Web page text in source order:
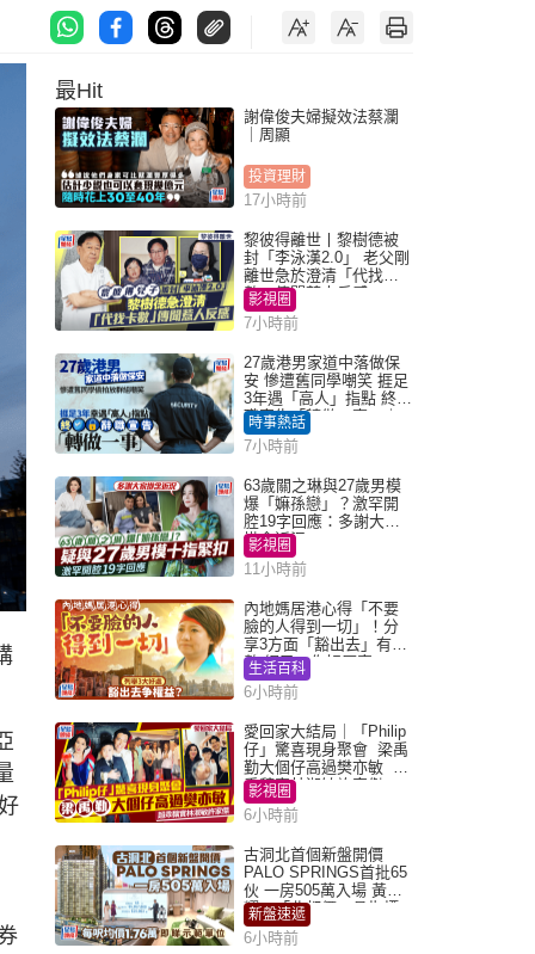
最Hit
謝偉俊夫婦擬效法蔡瀾
｜周顯
投資理財
17小時前
黎彼得離世丨黎樹德被
封「李泳漢2.0」 老父剛
離世急於澄清「代找卡
數」傳聞惹人反感
影視圈
7小時前
27歲港男家道中落做保
安 慘遭舊同學嘲笑 捱足
3年遇「高人」指點 終辭
職宣告「轉做一事」｜
Juicy叮
時事熱話
7小時前
63歲關之琳與27歲男模
爆「嫲孫戀」？激罕開
腔19字回應：多謝大家
掛念近況
影視圈
11小時前
內地媽居港心得「不要
臉的人得到一切」！分
享3方面「豁出去」有著
數 網民：你好厲害
生活百科
6小時前
愛回家大結局｜「Philip
仔」驚喜現身聚會 梁禹
勤大個仔高過樊亦敏 超
乖黐實林淑敏許家傑
影視圈
6小時前
古洞北首個新盤開價
PALO SPRINGS首批65
伙 一房505萬入場 黃光
耀：「北都價」具指標
作用
新盤速遞
6小時前